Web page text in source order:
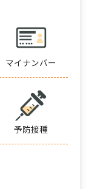
マイナンバー
予防接種